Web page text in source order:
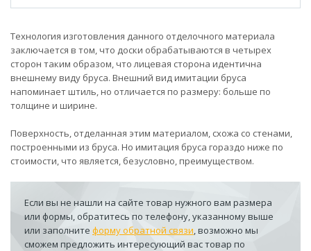
Технология изготовления данного отделочного материала
заключается в том, что доски обрабатываются в четырех
сторон таким образом, что лицевая сторона идентична
внешнему виду бруса. Внешний вид имитации бруса
напоминает штиль, но отличается по размеру: больше по
толщине и ширине.
Поверхность, отделанная этим материалом, схожа со стенами,
построенными из бруса. Но имитация бруса гораздо ниже по
стоимости, что является, безусловно, преимуществом.
Если вы не нашли на сайте товар нужного вам размера
или формы, обратитесь по телефону, указанному выше
или заполните форму обратной связи, возможно мы
сможем предложить интересующий вас товар по